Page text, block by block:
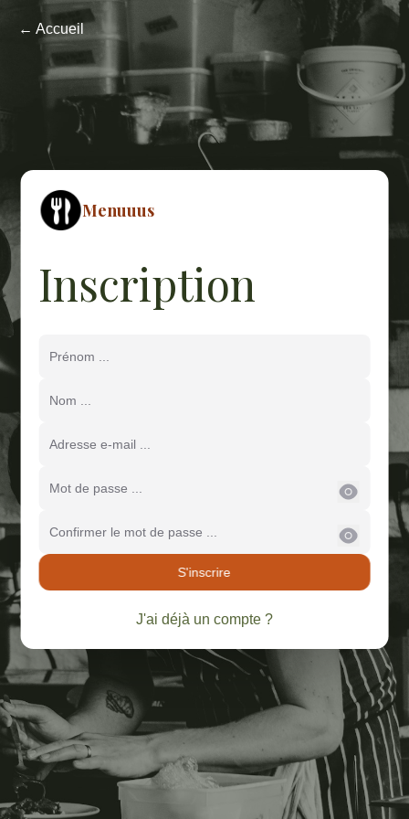
← Accueil
Menuuus
Inscription
Prénom ...
Nom ...
Adresse e-mail ...
Mot de passe ...
Confirmer le mot de passe ...
S'inscrire
J'ai déjà un compte ?